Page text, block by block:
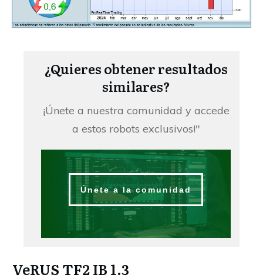
¿Quieres obtener resultados
similares?
¡Únete a nuestra comunidad y accede
a estos robots exclusivos!"
Únete a la comunidad
VeRUS TF2 IB 1.3